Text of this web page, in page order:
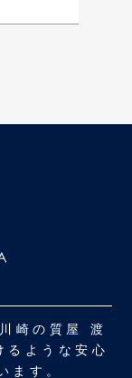
崎の質屋 渡
るような安心
ます。